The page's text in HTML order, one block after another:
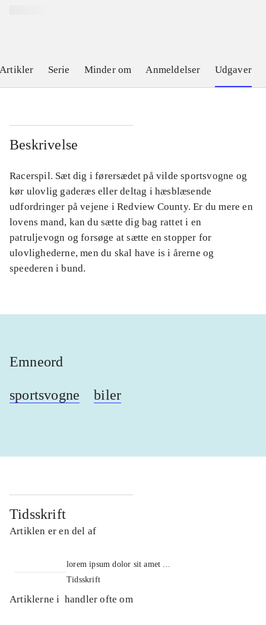
Artikler Serie Minder om Anmeldelser Udgaver
Beskrivelse
Racerspil. Sæt dig i førersædet på vilde sportsvogne og
kør ulovlig gaderæs eller deltag i hæsblæsende
udfordringer på vejene i Redview County. Er du mere en
lovens mand, kan du sætte dig bag rattet i en
patruljevogn og forsøge at sætte en stopper for
ulovlighederne, men du skal have is i årerne og
speederen i bund.
Emneord
sportsvogne biler
Tidsskrift
Artiklen er en del af
lorem ipsum dolor sit amet ...
Tidsskrift
Artiklerne i handler ofte om